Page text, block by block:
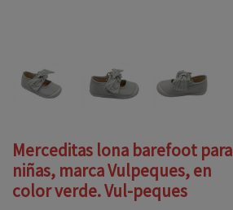
Merceditas lona barefoot para
niñas, marca Vulpeques, en
color verde. Vul-peques